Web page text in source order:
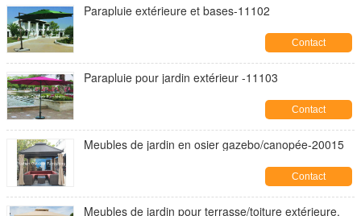
Parapluie extérieure et bases-11102
Contact
Parapluie pour jardin extérieur -11103
Contact
Meubles de jardin en osier gazebo/canopée-20015
Contact
Meubles de jardin pour terrasse/toiture extérieure,